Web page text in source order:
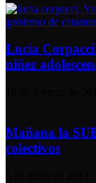
Lucia
niñez
Mañana la
colectivos